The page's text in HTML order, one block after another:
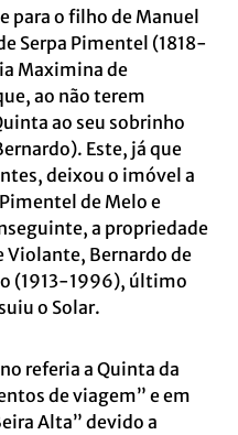
o filho de Manuel
Serpa Pimentel (1818-
Maximina de
ao não terem
ao seu sobrinho
Este, já que
deixou o imóvel a
de Melo e
a propriedade
Violante, Bernardo de
(1913-1996), último
o Solar.
referia a Quinta da
de viagem” e em
Alta” devido a